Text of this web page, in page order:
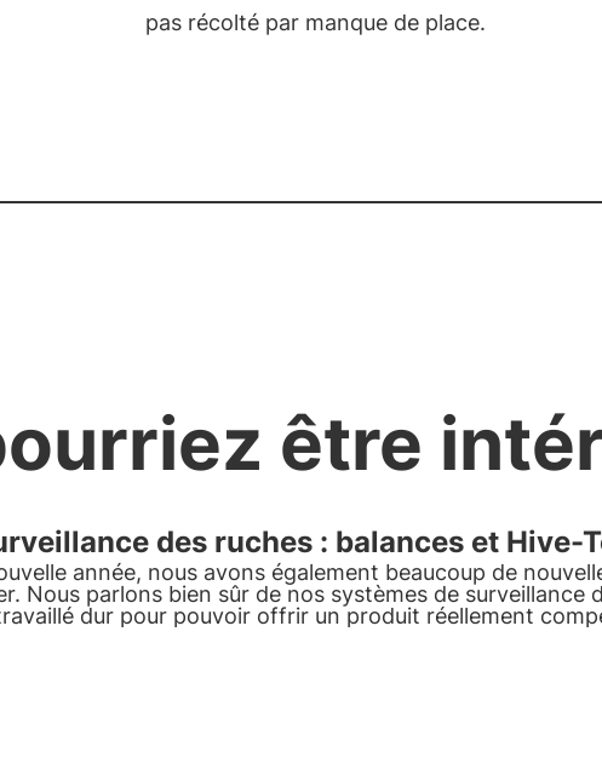
pas récolté par manque de place.
être
des ruches : balances et Hive-
année, nous avons également beaucoup de
Nous parlons bien sûr de nos systèmes de surveillance
dur pour pouvoir offrir un produit réellement